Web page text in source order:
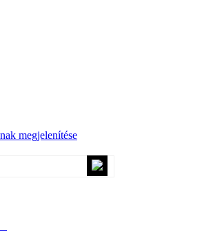
megjelenítése